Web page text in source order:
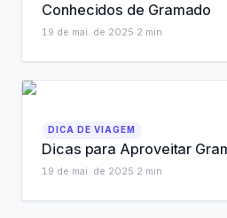
Conhecidos de Gramado
19 de mai. de 2025 2 min
DICA DE VIAGEM
Dicas para Aproveitar
19 de mai. de 2025 2 min